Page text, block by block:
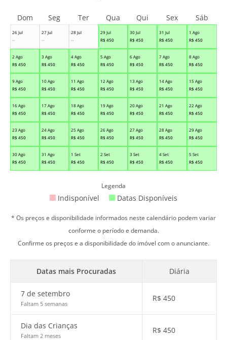
26 Jul
--
27 Jul
--
28 Jul
--
29 Jul
R$ 450
30 Jul
R$ 450
31 Jul
R$ 450
1 Ago
R$ 450
2 Ago
R$ 450
3 Ago
R$ 450
4 Ago
R$ 450
5 Ago
R$ 450
6 Ago
R$ 450
7 Ago
R$ 450
8 Ago
R$ 450
9 Ago
R$ 450
10 Ago
R$ 450
11 Ago
R$ 450
12 Ago
R$ 450
13 Ago
R$ 450
14 Ago
R$ 450
15 Ago
R$ 450
16 Ago
R$ 450
17 Ago
R$ 450
18 Ago
R$ 450
19 Ago
R$ 450
20 Ago
R$ 450
21 Ago
R$ 450
22 Ago
R$ 450
23 Ago
R$ 450
24 Ago
R$ 450
25 Ago
R$ 450
26 Ago
R$ 450
27 Ago
R$ 450
28 Ago
R$ 450
29 Ago
R$ 450
30 Ago
R$ 450
31 Ago
R$ 450
1 Set
R$ 450
2 Set
R$ 450
3 Set
R$ 450
4 Set
R$ 450
5 Set
R$ 450
Dom Seg Ter Qua Qui Sex Sáb
Legenda
Indisponível Datas Disponíveis
* Os preços e disponibilidade informados neste calendário podem variar
conforme o período e demanda.
Confirme os preços e a disponibilidade do imóvel com o anunciante.
Datas mais Procuradas Diária
7 de setembro
Faltam 5 semanas
R$ 450
Dia das Crianças
Faltam 2 meses
R$ 450